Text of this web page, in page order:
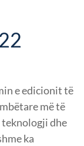
e edicionit të
më të
teknologji dhe
ka